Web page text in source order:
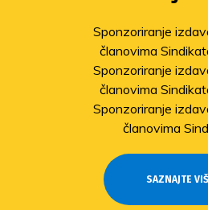
Sponzoriranje
članovima
Sponzoriranje
članovima
Sponzoriranje
članovima
SAZNAJTE